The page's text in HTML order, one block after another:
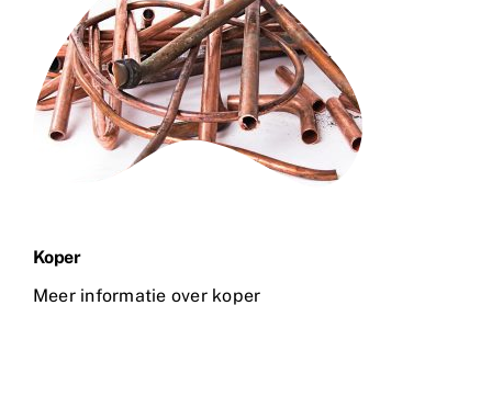
Koper
Meer informatie over koper